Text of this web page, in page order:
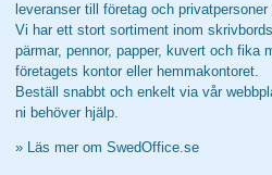
leveranser till företag och
Vi har ett stort sortiment inom
pärmar, pennor, papper, kuvert och fika
företagets kontor eller hemmakontoret.
Beställ snabbt och enkelt via vår
ni behöver hjälp.
» Läs mer om SwedOffice.se